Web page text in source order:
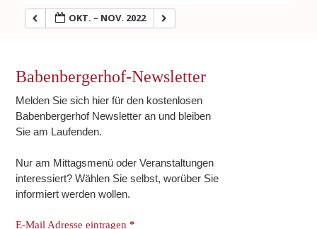
OKT. – NOV. 2022
Babenbergerhof-Newsletter
Melden Sie sich hier für den kostenlosen
Babenbergerhof Newsletter an und bleiben
Sie am Laufenden.
Nur am Mittagsmenü oder Veranstaltungen
interessiert? Wählen Sie selbst, worüber Sie
informiert werden wollen.
E-Mail Adresse eintragen*